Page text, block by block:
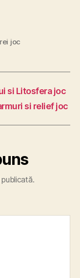
joc
si Litosfera joc
si relief joc